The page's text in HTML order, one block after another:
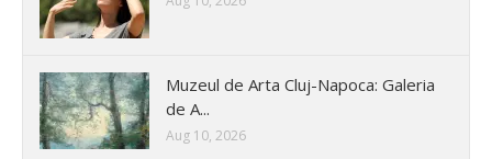
Muzeul de Arta Cluj-Napoca: Galeria
de A...
Aug 10, 2026